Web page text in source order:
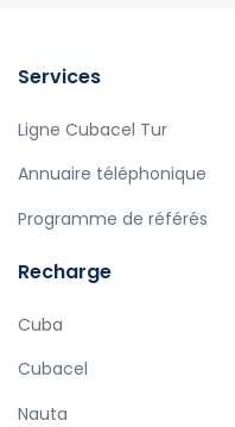
Services
Ligne Cubacel Tur
Annuaire téléphonique
Programme de référés
Recharge
Cuba
Cubacel
Nauta